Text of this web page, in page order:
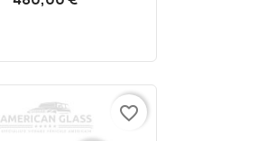
favorite_border